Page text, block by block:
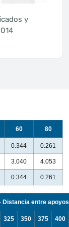
y
60 80
0.344 0.261
3.040 4.053
0.344 0.261
Distancia entre
325 350 375 400